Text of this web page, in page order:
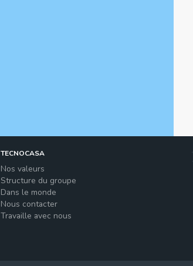
TECNOCASA
Nos valeurs
Structure du groupe
Dans le monde
Nous contacter
Travaille avec nous